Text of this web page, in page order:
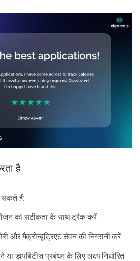
है
हैं:
को सटीकता के साथ ट्रैक करें
और मैक्रोन्यूट्रिएंट सेवन की निगरानी करें
या डायबिटीज प्रबंधन के लिए लक्ष्य निर्धारित